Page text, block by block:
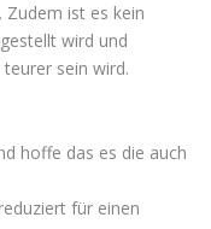
ist es kein
wird und
sein wird.
hoffe das es die auch
für einen